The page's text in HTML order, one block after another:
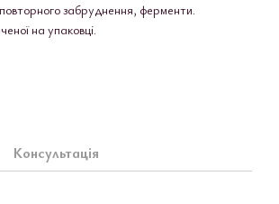
забруднення, ферменти.
на упаковці.
Консультація